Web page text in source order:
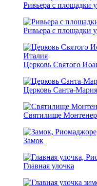
Ривьера с площадки
Ривьера с площадки
Церковь Святого
Церковь Санта-
Святилище
Замок
Главная улочка